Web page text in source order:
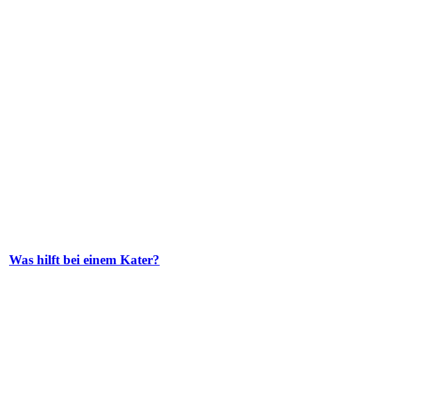
Was hilft bei einem Kater?